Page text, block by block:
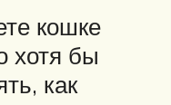
кошке
хотя бы
как